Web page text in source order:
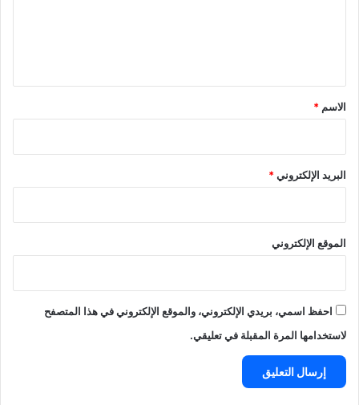
*
الاسم *
البريد الإلكتروني*
الموقع الإلكتروني
احفظ اسمي، بريدي الإلكتروني، والموقع الإلكتروني في هذا المتصفح
لاستخدامها المرة المقبلة في تعليقي.